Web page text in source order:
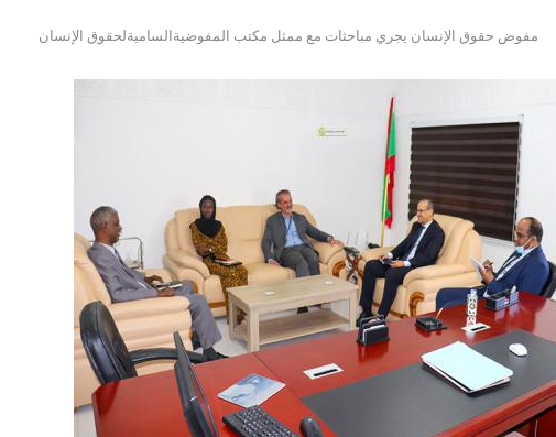
مفوض حقوق الإنسان يجري مباحثات مع ممثل مكتب المفوضيةالساميةلحقوق الإنسان